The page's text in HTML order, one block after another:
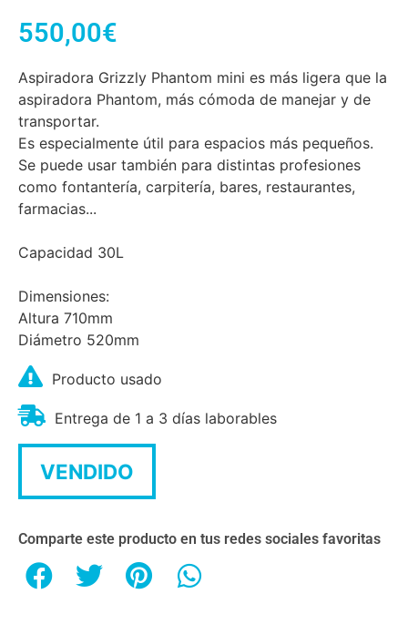
550,00€
Aspiradora Grizzly Phantom mini es más ligera que la
aspiradora Phantom, más cómoda de manejar y de
transportar.
Es especialmente útil para espacios más pequeños.
Se puede usar también para distintas profesiones
como fontantería, carpitería, bares, restaurantes,
farmacias...
Capacidad 30L
Dimensiones:
Altura 710mm
Diámetro 520mm
Producto usado
Entrega de 1 a 3 días laborables
VENDIDO
Comparte este producto en tus redes sociales favoritas